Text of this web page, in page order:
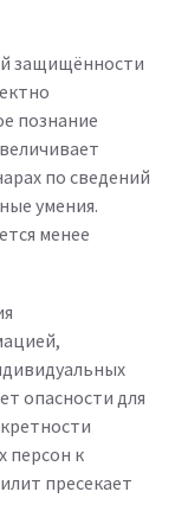
защищённости
познание
по сведений
умения.
менее
опасности для
персон к
пресекает